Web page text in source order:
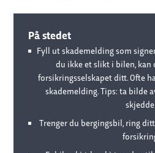
På stedet
Fyll ut skademelding som
du ikke et slikt i bilen, kan
forsikringsselskapet ditt. Ofte
skademelding. Tips: ta bilde
skjedde.
Trenger du bergingsbil, ring